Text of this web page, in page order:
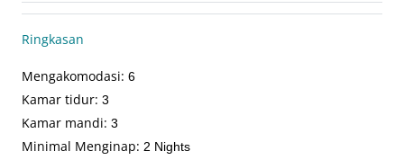
Ringkasan
Mengakomodasi: 6
Kamar tidur: 3
Kamar mandi: 3
Minimal Menginap: 2 Nights